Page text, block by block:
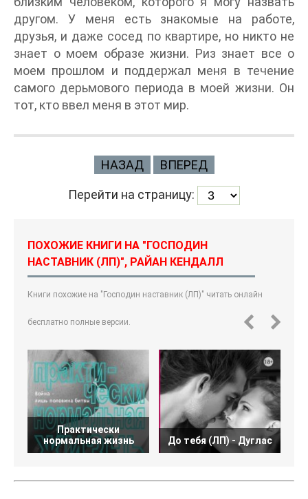
другом. У меня есть знакомые на работе,
друзья, и даже сосед по квартире, но никто не
знает о моем образе жизни. Риз знает все о
моем прошлом и поддержал меня в течение
самого дерьмового периода в моей жизни. Он
тот, кто ввел меня в этот мир.
НАЗАД ВПЕРЕД
Перейти на страницу:
ПОХОЖИЕ КНИГИ НА "ГОСПОДИН
НАСТАВНИК (ЛП)", РАЙАН КЕНДАЛЛ
Книги похожие на "Господин наставник (ЛП)" читать онлайн
бесплатно полные версии.
Практически
нормальная жизнь
До тебя (ЛП) - Дуглас